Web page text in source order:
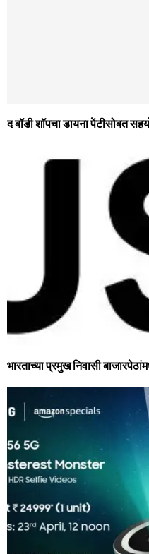
द बॉडी शॉपचा डायना पेंटीसोबत
भारताच्या प्रमुख निवासी